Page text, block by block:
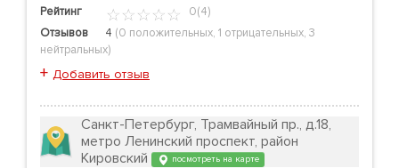
Рейтинг
0(4)
Отзывов
4 (0 положительных, 1 отрицательных, 3
нейтральных)
+ Добавить отзыв
Санкт-Петербург, Трамвайный пр., д.18,
метро Ленинский проспект, район
Кировский
посмотреть на карте